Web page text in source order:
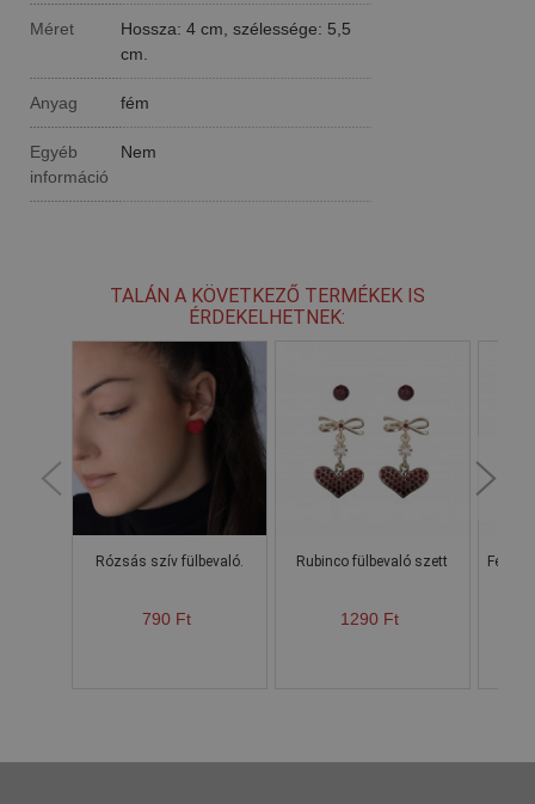
Méret
Hossza: 4 cm, szélessége: 5,5
cm.
Anyag fém
Egyéb
információ
Nem
TALÁN A KÖVETKEZŐ TERMÉKEK IS
ÉRDEKELHETNEK:
Rózsás szív fülbevaló.
790 Ft
Rubinco fülbevaló szett
1290 Ft